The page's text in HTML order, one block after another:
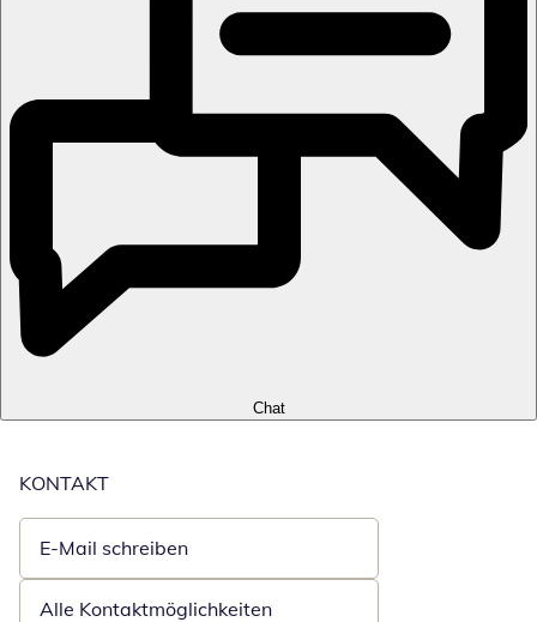
Chat
KONTAKT
E-Mail schreiben
Öffnet E-Mail-Client
Alle Kontaktmöglichkeiten